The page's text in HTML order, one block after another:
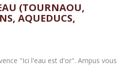
(TOURNAOU,
AQUEDUCS,
"Ici l'eau est d'or". Ampus vous